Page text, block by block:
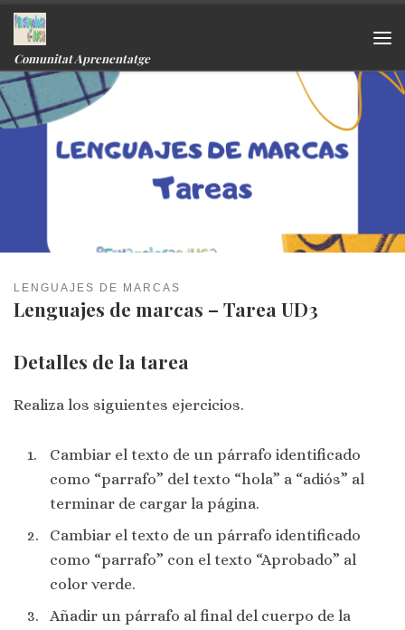
Skip to content
Comunitat Aprenentatge
LENGUAJES DE MARCAS
Lenguajes de marcas – Tarea UD3
Detalles de la tarea
Realiza los siguientes ejercicios.
Cambiar el texto de un párrafo identificado
como “parrafo” del texto “hola” a “adiós” al
terminar de cargar la página.
Cambiar el texto de un párrafo identificado
como “parrafo” con el texto “Aprobado” al
color verde.
Añadir un párrafo al final del cuerpo de la